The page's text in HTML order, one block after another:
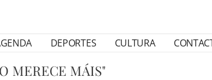
DEPORTES CULTURA
MERECE MÁIS"